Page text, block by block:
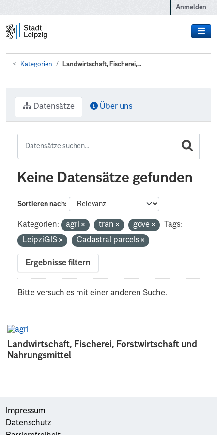
Anmelden
Kategorien Landwirtschaft, Fischerei,...
Landwirtschaft, Fischerei, Forstwirtschaft und
Nahrungsmittel
Datensätze Über uns
Keine Datensätze gefunden
Sortieren nach
Kategorien: agri tran gove
Tags:
LeipziGIS
Cadastral parcels
Ergebnisse filtern
Bitte versuch es mit einer anderen Suche.
Impressum
Datenschutz